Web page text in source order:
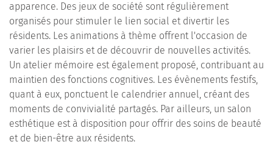
apparence. Des jeux de société sont régulièrement
organisés pour stimuler le lien social et divertir les
résidents. Les animations à thème offrent l'occasion de
varier les plaisirs et de découvrir de nouvelles activités.
Un atelier mémoire est également proposé, contribuant au
maintien des fonctions cognitives. Les évènements festifs,
quant à eux, ponctuent le calendrier annuel, créant des
moments de convivialité partagés. Par ailleurs, un salon
esthétique est à disposition pour offrir des soins de beauté
et de bien-être aux résidents.